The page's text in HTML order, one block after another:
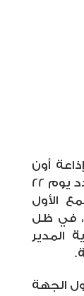
أون
سبورت إف إم، أن النادي الأهلي حدد يوم 22
الأول
في ظل
المدير
الجهة